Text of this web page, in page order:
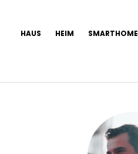
HAUS HEIM SMARTHOME